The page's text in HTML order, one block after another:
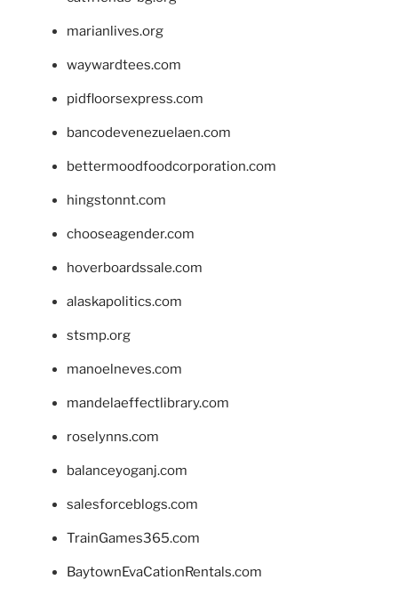
marianlives.org
waywardtees.com
pidfloorsexpress.com
bancodevenezuelaen.com
bettermoodfoodcorporation.com
hingstonnt.com
chooseagender.com
hoverboardssale.com
alaskapolitics.com
stsmp.org
manoelneves.com
mandelaeffectlibrary.com
roselynns.com
balanceyoganj.com
salesforceblogs.com
TrainGames365.com
BaytownEvaCationRentals.com